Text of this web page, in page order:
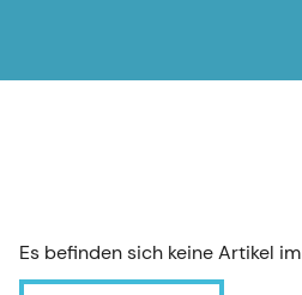
Es befinden sich keine Artikel